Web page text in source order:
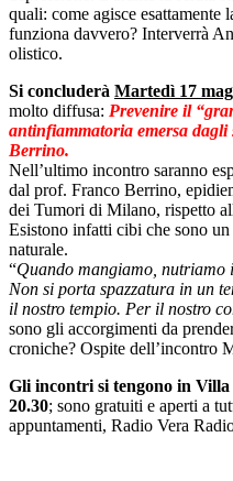
quali: come agisce esattamente
funziona davvero? Interverrà
olistico.
Si concluderà Martedì 17
molto diffusa: Prevenire il
antinfiammatoria emersa
Berrino.
Nell’ultimo incontro saranno
dal prof. Franco Berrino,
dei Tumori di Milano, rispetto
Esistono infatti cibi che sono
naturale.
“Quando mangiamo, nutriamo
Non si porta spazzatura in un
il nostro tempio. Per il nostro
sono gli accorgimenti da
croniche? Ospite dell’incontro
Gli incontri si tengono in
20.30; sono gratuiti e aperti a
appuntamenti, Radio Vera